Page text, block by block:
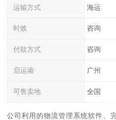
运输方式 海运
时效 咨询
付款方式 咨询
启运港 广州
可售卖地 全国
公司利用的物流管理系统软件、